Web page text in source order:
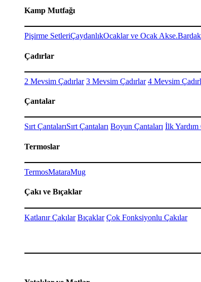
Kamp Mutfağı
Pişirme SetleriÇaydanlıkOcaklar ve Ocak Akse.
Çadırlar
2 Mevsim Çadırlar 3 Mevsim Çadırlar 4 Mevsim
Çantalar
Sırt ÇantalarıSırt Çantaları Boyun Çantaları İlk Yardım
Termoslar
TermosMataraMug
Çakı ve Bıçaklar
Katlanır Çakılar Bıçaklar Çok Fonksiyonlu Çakılar